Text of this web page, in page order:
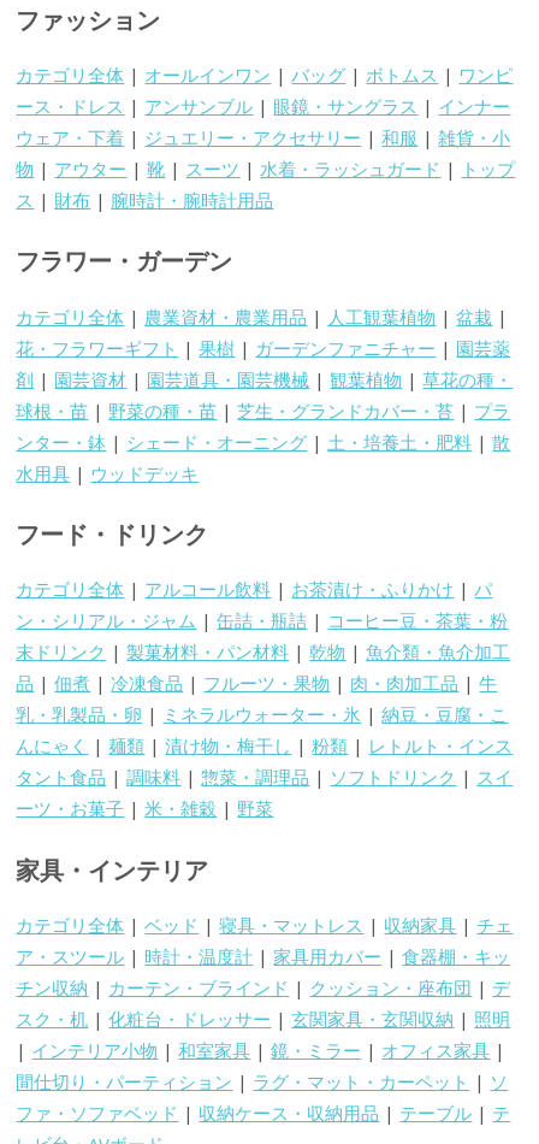
ファッション
カテゴリ全体 | オールインワン |バッグ | ボトムス | ワンピ
ース・ドレス | アンサンブル | 眼鏡・サングラス | インナー
ウェア・下着 | ジュエリー・アクセサリー |和服 |雑貨・小
物 | アウター |靴 | スーツ | 水着・ラッシュガード |
トップ
ス | 財布 | 腕時計・腕時計用品
フラワー・ガーデン
カテゴリ全体 | 農業資材・農業用品 | 人工観葉植物 |盆栽 |
花・フラワーギフト |果樹 | ガーデンファニチャー | 園芸薬
剤 | 園芸資材 | 園芸道具・園芸機械 |観葉植物 |草花の種・
球根・苗 | 野菜の種・苗 |芝生・グランドカバー・苔 | プラ
ンター・鉢 | シェード・オーニング | 土・培養土・肥料 |散
水用具 | ウッドデッキ
フード・ドリンク
カテゴリ全体 | アルコール飲料 | お茶漬け・ふりかけ |パ
ン・シリアル・ジャム |缶詰・瓶詰 | コーヒー豆・茶葉・粉
末ドリンク |製菓材料・パン材料 |乾物 |魚介類・魚介加工
品 |佃煮 |冷凍食品 | フルーツ・果物 | 肉・肉加工品 |牛
乳・乳製品・卵 | ミネラルウォーター・氷 |納豆・豆腐・こ
んにゃく |麺類 |漬け物・梅干し |粉類 | レトルト・インス
タント食品 |調味料 |惣菜・調理品 | ソフトドリンク | スイ
ーツ・お菓子 |米・雑穀 | 野菜
家具・インテリア
カテゴリ全体 |ベッド |寝具・マットレス | 収納家具 |チェ
ア・スツール | 時計・温度計 |家具用カバー |食器棚・キッ
チン収納 | カーテン・ブラインド | クッション・座布団 | デ
スク・机 |化粧台・ドレッサー |玄関家具・玄関収納 | 照明
| インテリア小物 |和室家具 |鏡・ミラー | オフィス家具 |
間仕切り・パーティション | ラグ・マット・カーペット | ソ
ファ・ソファベッド | 収納ケース・収納用品 | テーブル | テ